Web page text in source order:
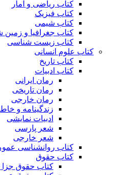
کتاب ریاضی و آمار
کتاب فیزیک
کتاب شیمی
کتاب جغرافیا و
کتاب زیست شناسی
کتاب علوم انسانی
کتاب تاریخ
کتاب ادبیات
رمان ایرانی
رمان تاریخی
رمان خارجی
زندگینامه و
ادبیات نمایشی
شعر پارسی
شعر خارجی
کتاب روانشناسی
کتاب حقوق
کتاب حقوق